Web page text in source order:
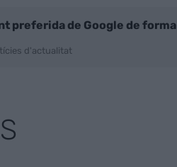
preferida de Google de forma
d'actualitat